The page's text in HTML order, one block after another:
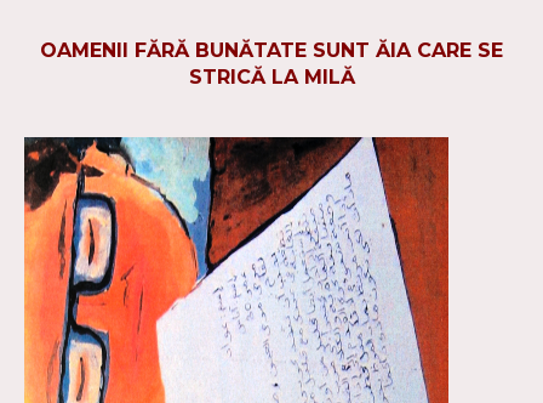
OAMENII FĂRĂ BUNĂTATE SUNT ĂIA CARE SE
STRICĂ LA MILĂ